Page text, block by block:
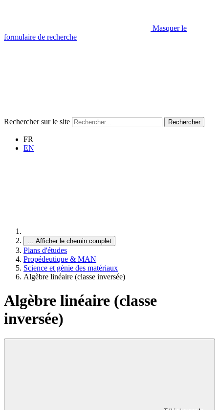
Masquer le
formulaire de recherche
Rechercher sur le site Rechercher
FR
EN
… Afficher le chemin complet
Plans d'études
Propédeutique & MAN
Science et génie des matériaux
Algèbre linéaire (classe inversée)
Algèbre linéaire (classe
inversée)